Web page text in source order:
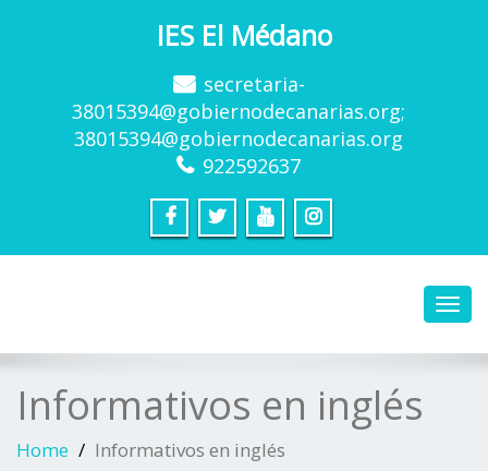
IES El Médano
secretaria-
38015394@gobiernodecanarias.org;
38015394@gobiernodecanarias.org
922592637
Informativos en inglés
Home Informativos en inglés